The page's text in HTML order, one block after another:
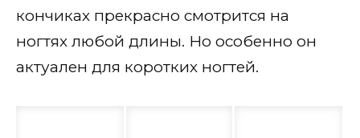
кончиках прекрасно смотрится на
ногтях любой длины. Но особенно он
актуален для коротких ногтей.